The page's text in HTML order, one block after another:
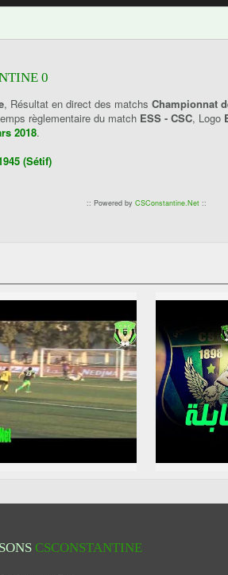
0
, Résultat en direct des matchs Championnat
règlementaire du match ESS - CSC, Logo
2018.
(Sétif)
:: Powered by CSConstantine.Net::
CSCONSTANTINE